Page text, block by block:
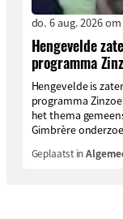
do. 6 aug. 2026
Hengevelde
programma
Hengevelde is
programma
het thema
Gimbrère
Geplaatst in